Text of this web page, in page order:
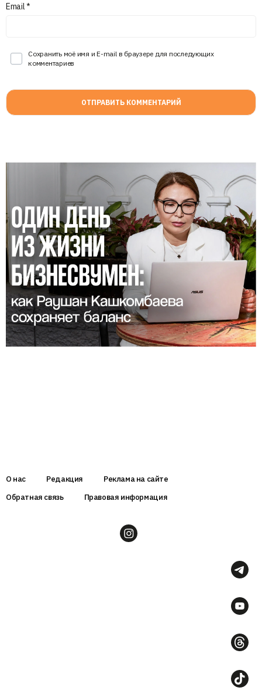
Email*
Сохранить моё имя и E-mail в браузере для последующих
комментариев
О нас Редакция
Реклама на сайте
Обратная связь
Правовая информация